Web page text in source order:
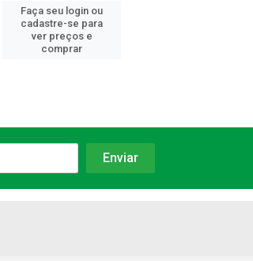
Faça seu login ou
cadastre-se para
ver preços e
comprar